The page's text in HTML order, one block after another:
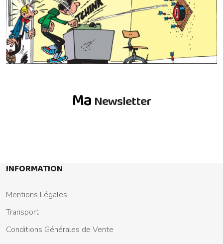
Ma Newsletter
INFORMATION
Mentions Légales
Transport
Conditions Générales de Vente